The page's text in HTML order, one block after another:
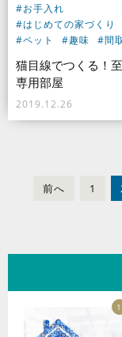
#お手入れ
#はじめての家づくり
#ペット
#趣味 #間
猫目線でつくる！
専用部屋
2019.12.26
前へ 1
1